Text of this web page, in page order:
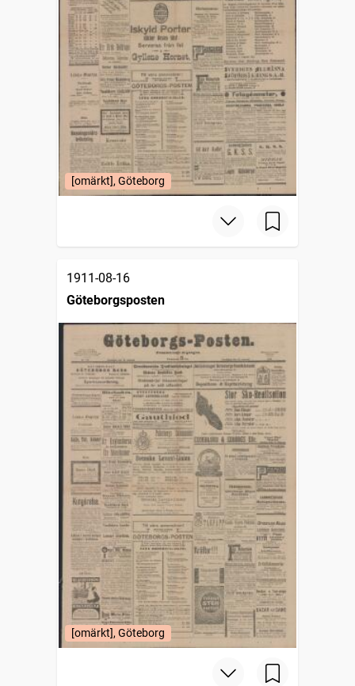
[omärkt], Göteborg
1911-08-16
Göteborgsposten
[omärkt], Göteborg